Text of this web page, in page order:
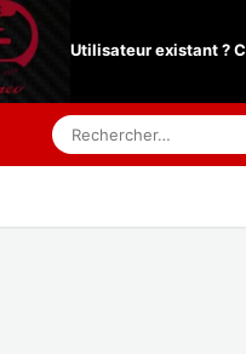
Utilisateur existant ?